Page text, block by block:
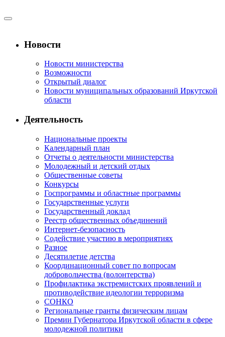
Новости
Новости министерства
Возможности
Открытый диалог
Новости муниципальных образований Иркутской
области
Деятельность
Национальные проекты
Календарный план
Отчеты о деятельности министерства
Молодежный и детский отдых
Общественные советы
Конкурсы
Госпрограммы и областные программы
Государственные услуги
Государственный доклад
Реестр общественных объединений
Интернет-безопасность
Содействие участию в мероприятиях
Разное
Десятилетие детства
Координационный совет по вопросам
добровольчества (волонтерства)
Профилактика экстремистских проявлений и
противодействие идеологии терроризма
СОНКО
Региональные гранты физическим лицам
Премии Губернатора Иркутской области в сфере
молодежной политики